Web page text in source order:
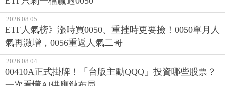
ETF人氣榜》漲時買0050、重挫時更要撿！0050單月人
氣再激增，0056重返人氣二哥
2026.08.04
00410A正式掛牌！「台版主動QQQ」投資哪些股票？
一次看懂AI供應鏈布局
2026.08.03